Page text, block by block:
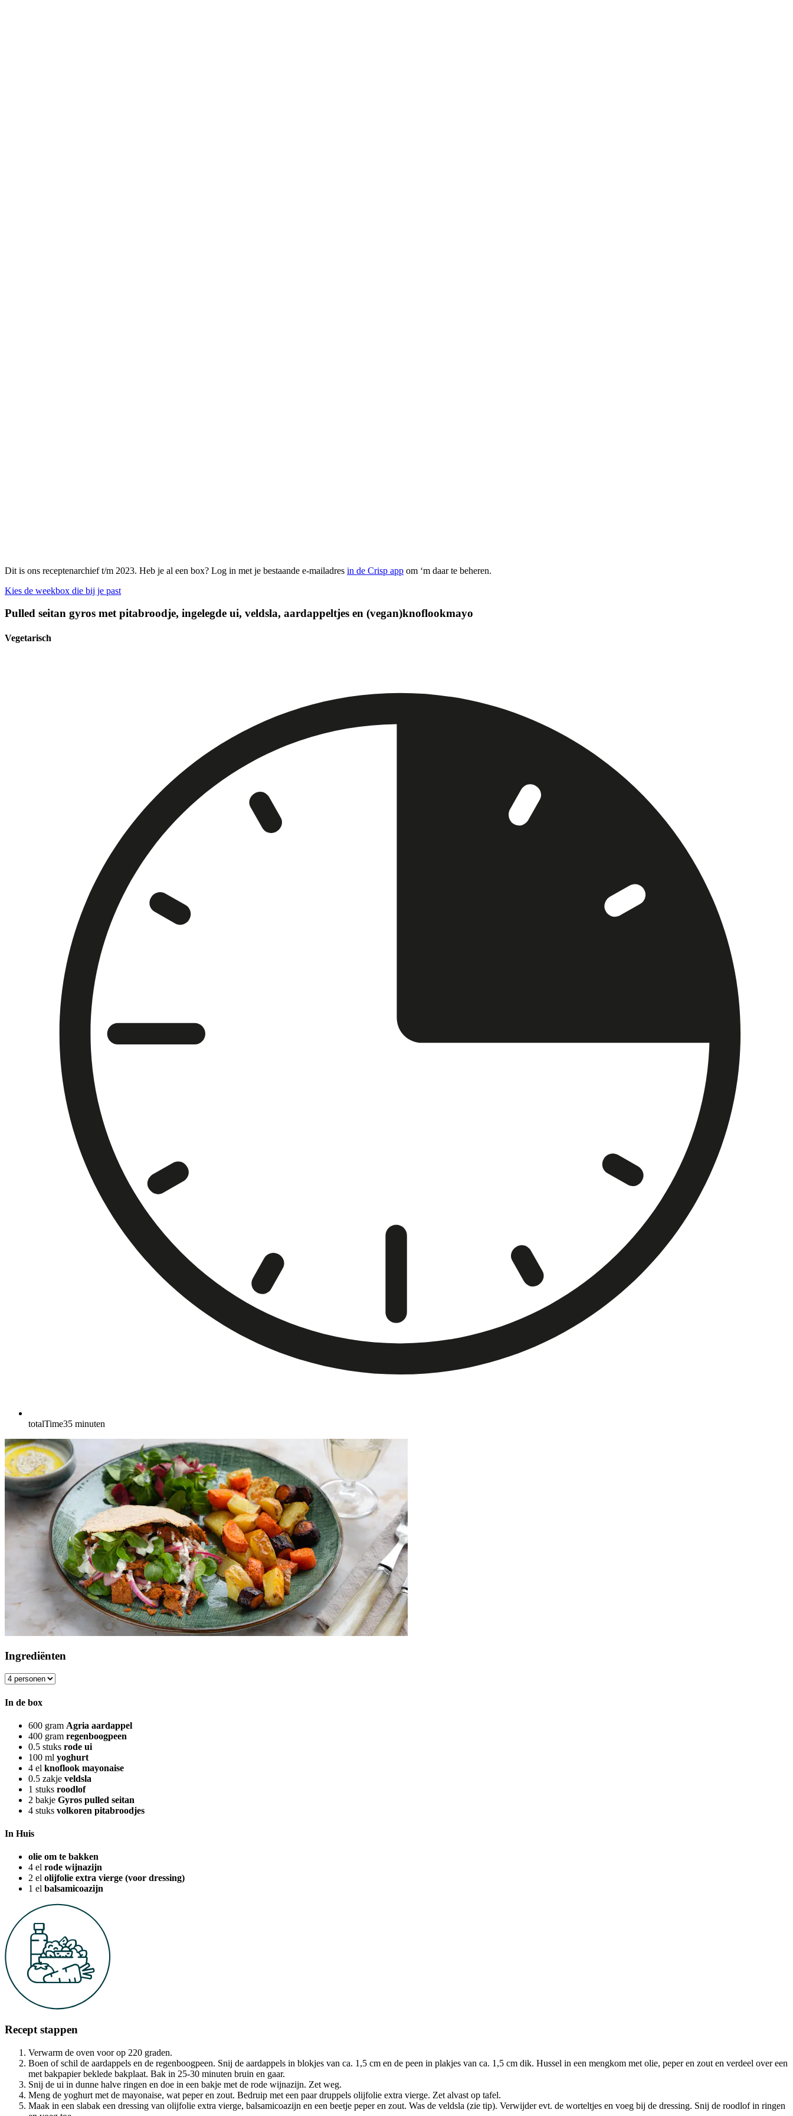
Dit is ons receptenarchief t/m 2023. Heb je al een box? Log in met je bestaande e-mailadres in de Crisp app om ‘m daar te beheren.
Kies de weekbox die bij je past
Pulled seitan gyros met pitabroodje, ingelegde ui, veldsla, aardappeltjes en (vegan)knoflookmayo
Vegetarisch
totalTime35 minuten
Ingrediënten
In de box
600 gram Agria aardappel
400 gram regenboogpeen
0.5 stuks rode ui
100 ml yoghurt
4 el knoflook mayonaise
0.5 zakje veldsla
1 stuks roodlof
2 bakje Gyros pulled seitan
4 stuks volkoren pitabroodjes
In Huis
olie om te bakken
4 el rode wijnazijn
2 el olijfolie extra vierge (voor dressing)
1 el balsamicoazijn
Recept stappen
Verwarm de oven voor op 220 graden.
Boen of schil de aardappels en de regenboogpeen. Snij de aardappels in blokjes van ca. 1,5 cm en de peen in plakjes van ca. 1,5 cm dik. Hussel in een mengkom met olie, peper en zout en verdeel over een
met bakpapier beklede bakplaat. Bak in 25-30 minuten bruin en gaar.
Snij de ui in dunne halve ringen en doe in een bakje met de rode wijnazijn. Zet weg.
Meng de yoghurt met de mayonaise, wat peper en zout. Bedruip met een paar druppels olijfolie extra vierge. Zet alvast op tafel.
Maak in een slabak een dressing van olijfolie extra vierge, balsamicoazijn en een beetje peper en zout. Was de veldsla (zie tip). Verwijder evt. de worteltjes en voeg bij de dressing. Snij de roodlof in ringen